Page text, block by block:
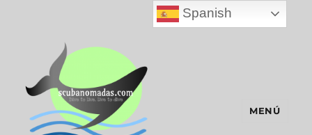
MENÚ
Spanish